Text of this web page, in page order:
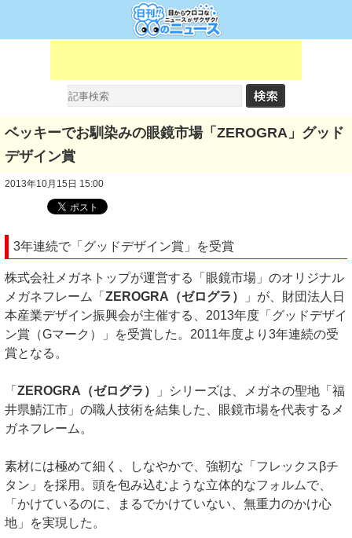
ベッキーでお馴染みの眼鏡市場「ZEROGRA」グッド
デザイン賞
2013年10月15日 15:00
3年連続で「グッドデザイン賞」を受賞
株式会社メガネトップが運営する「眼鏡市場」のオリジナル
メガネフレーム「 ZEROGRA（ゼログラ）
」が、財団法人日
本産業デザイン振興会が主催する、2013年度「グッドデザイ
ン賞（Gマーク）」を受賞した。2011年度より3年連続の受
賞となる。
「 ZEROGRA（ゼログラ）
」シリーズは、メガネの聖地「福
井県鯖江市」の職人技術を結集した、眼鏡市場を代表するメ
ガネフレーム。
素材には極めて細く、しなやかで、強靭な「フレックスβチ
タン」を採用。頭を包み込むような立体的なフォルムで、
「かけているのに、まるでかけていない、無重力のかけ心
地」を実現した。